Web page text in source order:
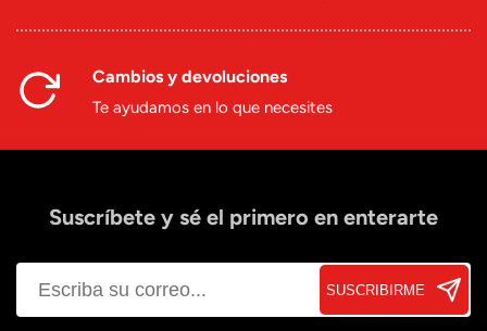
Cambios y devoluciones
Te ayudamos en lo que necesites
Suscríbete y sé el primero en enterarte
SUSCRIBIRME